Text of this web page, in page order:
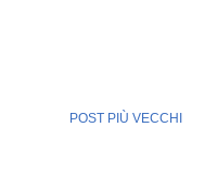
POST PIÙ VECCHI